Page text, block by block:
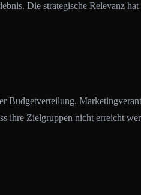
Die strategische Relevanz
Budgetverteilung.
ihre Zielgruppen nicht erreicht